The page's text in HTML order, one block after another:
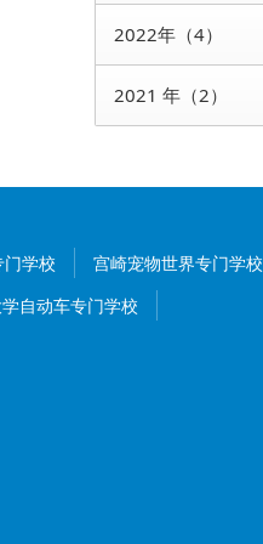
2022年（4）
2021 年（2）
学校
宫崎宠物世界专门学校
自动车专门学校